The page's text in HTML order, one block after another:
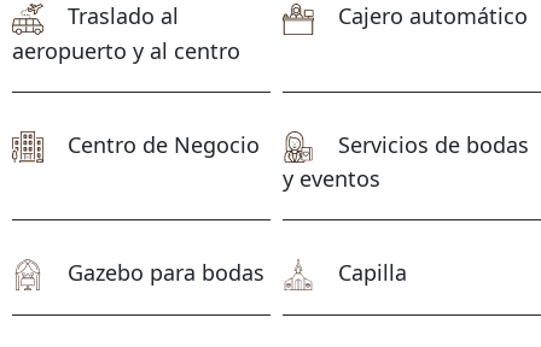
Traslado al
aeropuerto y al centro
Cajero automático
Centro de Negocio
Servicios de bodas
y eventos
Gazebo para bodas Capilla